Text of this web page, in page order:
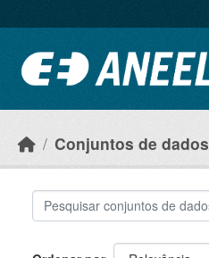
Conjuntos de dados